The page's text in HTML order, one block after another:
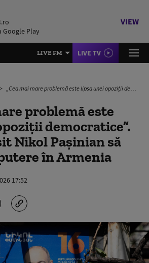
Google Play
VIEW
LIVE FM LIVE TV
„Cea mai mare problemă este lipsa unei opoziții democratice”. Cum a reușit Nikol Pașinian să rămână la putere în Armenia
problemă este
democratice”.
Nikol Pașinian să
în Armenia
17:52